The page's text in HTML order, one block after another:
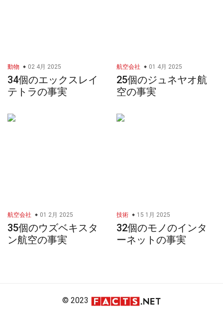
動物 02 4月 2025
34個のエックスレイ
テトラの事実
航空会社 01 4月 2025
25個のジュネヤオ航
空の事実
航空会社 01 2月 2025
35個のウズベキスタ
ン航空の事実
技術 15 1月 2025
32個のモノのインタ
ーネットの事実
© 2023